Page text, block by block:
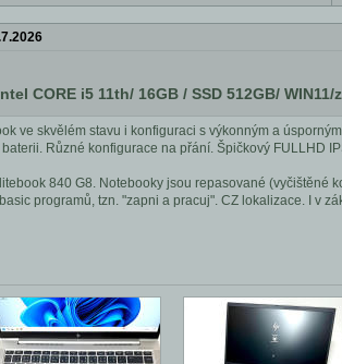
CORE i5 11th/ 16GB / SSD 512GB/ WIN11/
ve skvělém stavu i konfiguraci s výkonným a
Různé konfigurace na přání. Špičkový FULLHD
840 G8. Notebooky jsou repasované
programů, tzn. "zapni a pracuj". CZ lokalizace. I v